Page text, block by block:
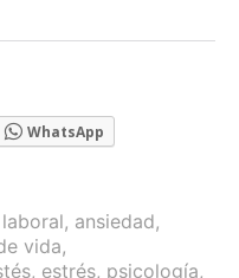
WhatsApp
, ansiedad,
vida,
, estrés, psicología,